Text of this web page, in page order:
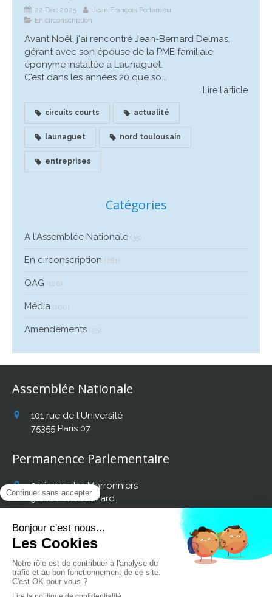
22 Déc 2025
Jean François Portarrieu
En circonscription
Avant Noêl, j'ai rencontré Jean-Bernard Delmas,
gérant avec son épouse de la PME familiale
éponyme installée à Launaguet.
C’est dans les années 20 que so...
Lire l'article
circuits courts actualité
launaguet nord toulousain
entreprises
Catégories
A l'Assemblée Nationale (35)
En circonscription (281)
QAG (126)
Média (100)
Amendements (25)
Assemblée Nationale
101 rue de l'Université
75355 Paris 07
Permanence Parlementaire
2 bis rue des Marronniers
31140 Fonbeauzard
Retrouvez mon actualité
sur les réseaux sociaux :